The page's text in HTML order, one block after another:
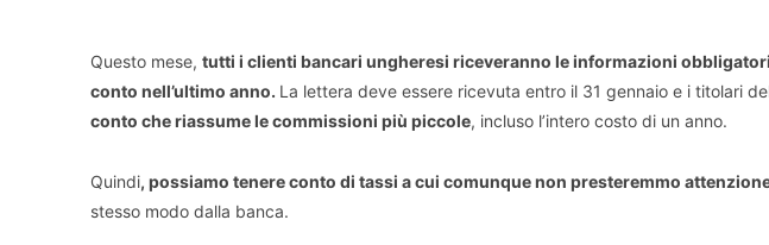
Questo mese, tutti i clienti bancari ungheresi riceveranno le informazioni
conto nell’ultimo anno. La lettera deve essere ricevuta entro il 31 gennaio e i titolari
conto che riassume le commissioni più piccole, incluso l’intero costo di un anno.
Quindi, possiamo tenere conto di tassi a cui comunque non presteremmo
stesso modo dalla banca.